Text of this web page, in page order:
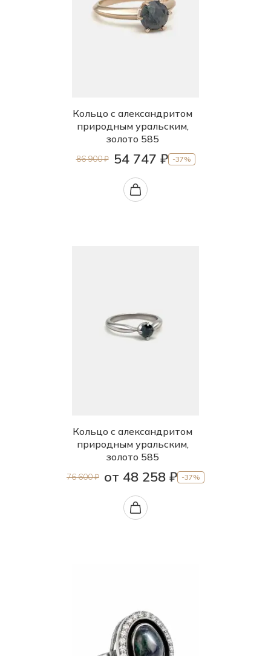
Кольцо с александритом
природным уральским,
золото 585
86 900 ₽ 54 747 ₽ -37%
Кольцо с александритом
природным уральским,
золото 585
76 600 ₽ от 48 258 ₽ -37%